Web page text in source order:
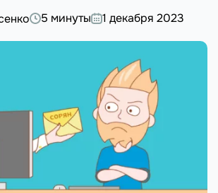
5 минуты 1 декабря 2023